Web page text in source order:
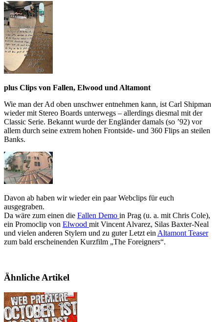
plus Clips von Fallen, Elwood und Altamont
Wie man der Ad oben unschwer entnehmen kann, ist Carl Shipman
wieder mit Stereo Boards unterwegs – allerdings diesmal mit der
Classic Serie. Bekannt wurde der Engländer damals (so ’92) vor
allem durch seine extrem hohen Frontside- und 360 Flips an steilen
Banks.
Davon ab haben wir wieder ein paar Webclips für euch
ausgegraben.
Da wäre zum einen die Fallen Demo in Prag (u. a. mit Chris Cole),
ein Promoclip von Elwood mit Vincent Alvarez, Silas Baxter-Neal
und vielen anderen Stylern und zu guter Letzt ein Altamont Teaser
zum bald erscheinenden Kurzfilm „The Foreigners“.
Ähnliche Artikel